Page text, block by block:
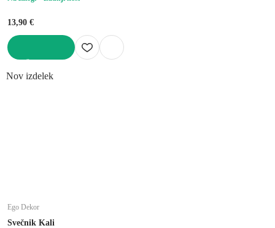
13,90 €
Nov izdelek
Ego Dekor
Svečnik Kali